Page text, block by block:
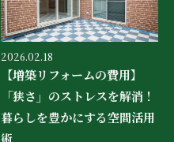
2026.02.18
【増築リフォームの費用】
「狭さ」のストレスを解消！
暮らしを豊かにする空間活用
術